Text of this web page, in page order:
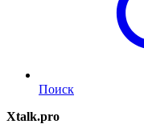
Поиск
Xtalk.pro